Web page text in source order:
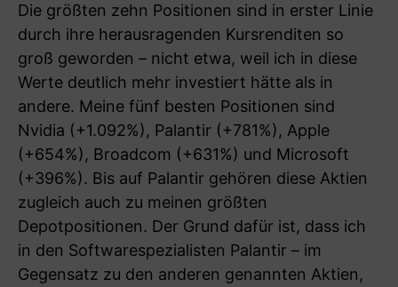
Die größten zehn Positionen sind in erster Linie
durch ihre herausragenden Kursrenditen so
groß geworden – nicht etwa, weil ich in diese
Werte deutlich mehr investiert hätte als in
andere. Meine fünf besten Positionen sind
Nvidia (+1.092%), Palantir (+781%), Apple
(+654%), Broadcom (+631%) und Microsoft
(+396%). Bis auf Palantir gehören diese Aktien
zugleich auch zu meinen größten
Depotpositionen. Der Grund dafür ist, dass ich
in den Softwarespezialisten Palantir – im
Gegensatz zu den anderen genannten Aktien,